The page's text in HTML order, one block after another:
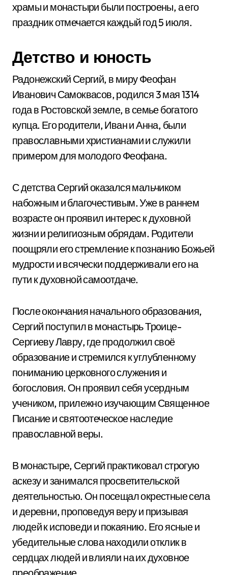
храмы и монастыри были построены, а его
праздник отмечается каждый год 5 июля.
Детство и юность
Радонежский Сергий, в миру Феофан
Иванович Самоквасов, родился 3 мая 1314
года в Ростовской земле, в семье богатого
купца. Его родители, Иван и Анна, были
православными христианами и служили
примером для молодого Феофана.
С детства Сергий оказался мальчиком
набожным и благочестивым. Уже в раннем
возрасте он проявил интерес к духовной
жизни и религиозным обрядам. Родители
поощряли его стремление к познанию Божьей
мудрости и всячески поддерживали его на
пути к духовной самоотдаче.
После окончания начального образования,
Сергий поступил в монастырь Троице-
Сергиеву Лавру, где продолжил своё
образование и стремился к углубленному
пониманию церковного служения и
богословия. Он проявил себя усердным
учеником, прилежно изучающим Священное
Писание и святоотеческое наследие
православной веры.
В монастыре, Сергий практиковал строгую
аскезу и занимался просветительской
деятельностью. Он посещал окрестные села
и деревни, проповедуя веру и призывая
людей к исповеди и покаянию. Его ясные и
убедительные слова находили отклик в
сердцах людей и влияли на их духовное